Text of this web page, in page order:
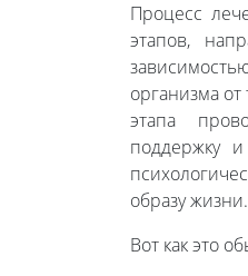
Процесс
этапов,
организма
этапа
поддержку
образу жизни.
Вот как это